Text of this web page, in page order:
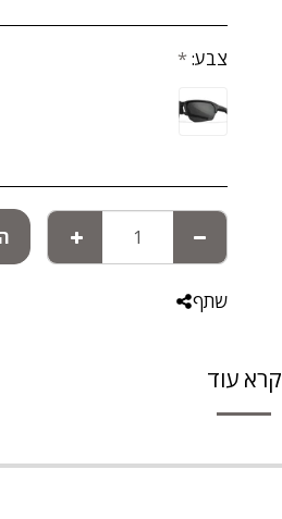
צבע:*
שתף
קרא עוד